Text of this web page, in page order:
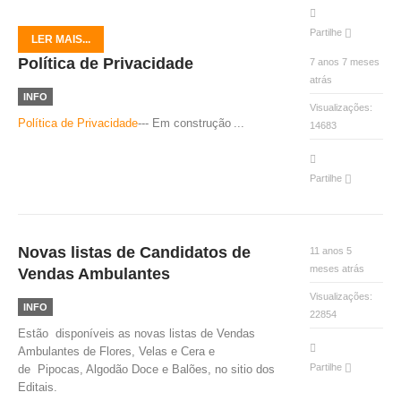
AUTARQUIA
CONSTITUIÇÃO
DOCUMENTOS
ATAS E DOCUMENTOS DA ASSEMBLEIA
EDITAIS
REGULAMENTOS E TAXAS
RELATÓRIO E CONTAS
LER MAIS...
Partilhe
Política de Privacidade
INFO
Política de Privacidade--- Em construção ...
7 anos 7 meses
atrás
Visualizações:
14683
Partilhe
Novas listas de Candidatos de
Vendas Ambulantes
INFO
Estão disponíveis as novas listas de Vendas
Ambulantes de Flores, Velas e Cera e
de Pipocas, Algodão Doce e Balões, no sitio dos
Editais.
11 anos 5
meses atrás
Visualizações:
22854
Partilhe